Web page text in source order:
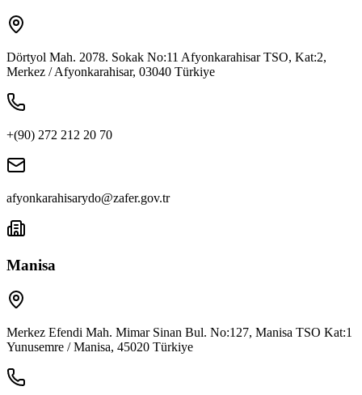
Dörtyol Mah. 2078. Sokak No:11 Afyonkarahisar TSO, Kat:2,
Merkez / Afyonkarahisar, 03040 Türkiye
+(90) 272 212 20 70
afyonkarahisarydo@zafer.gov.tr
Manisa
Merkez Efendi Mah. Mimar Sinan Bul. No:127, Manisa TSO Kat:1
Yunusemre / Manisa, 45020 Türkiye